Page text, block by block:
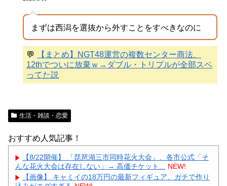
まずは西潟を選抜から外すことをすべきなのに
💬
【まとめ】NGT48運営の複数センター商法、
12thでついに放棄ｗ→ダブル・トリプルが全部スベ
ってた説
生活・雑談・恋愛
おすすめ人気記事！
【8/22開催】 「琵琶湖三市同時花火大会」、各市公式「そ
んな花火大会は存在しない」→ 高価チケット...
NEW!
【画像】 キャミイの18万円の最新フィギュア、ガチで作り